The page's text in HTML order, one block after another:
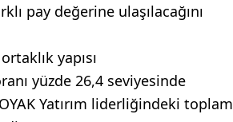
pay değerine ulaşılacağını
yapısı
yüzde 26,4 seviyesinde
Yatırım liderliğindeki toplam